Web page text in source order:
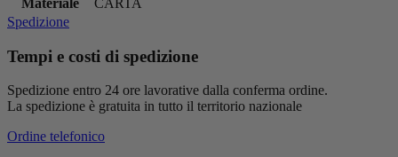
Spedizione
Tempi e costi di spedizione
Spedizione entro 24 ore lavorative dalla conferma ordine.
La spedizione è gratuita in tutto il territorio nazionale
Ordine telefonico